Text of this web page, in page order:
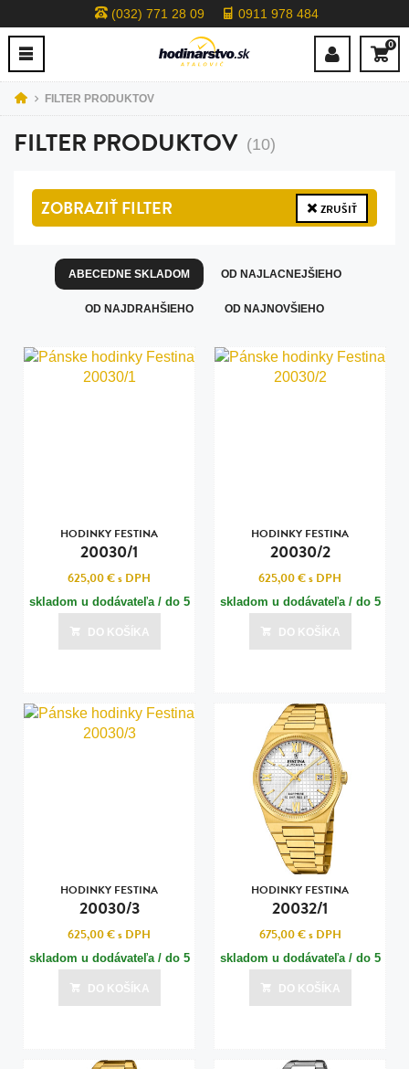
(032) 771 28 09 0911 978 484
0
FILTER PRODUKTOV
FILTER PRODUKTOV (10)
ZOBRAZIŤFILTER ZRUŠIŤ
ABECEDNE SKLADOM OD NAJLACNEJŠIEHO
OD NAJDRAHŠIEHO OD NAJNOVŠIEHO
HODINKY FESTINA
20030/1
625,00 €s DPH
skladom u dodávateľa / do 5
dní
Posledná aktualizácia dnes o 07:00
DO KOŠÍKA
HODINKY FESTINA
20030/2
625,00 €s DPH
skladom u dodávateľa / do 5
dní
Posledná aktualizácia dnes o 07:00
DO KOŠÍKA
HODINKY FESTINA
20030/3
625,00 €s DPH
skladom u dodávateľa / do 5
dní
Posledná aktualizácia dnes o 07:00
DO KOŠÍKA
HODINKY FESTINA
20032/1
675,00 €s DPH
skladom u dodávateľa / do 5
dní
Posledná aktualizácia dnes o 07:00
DO KOŠÍKA